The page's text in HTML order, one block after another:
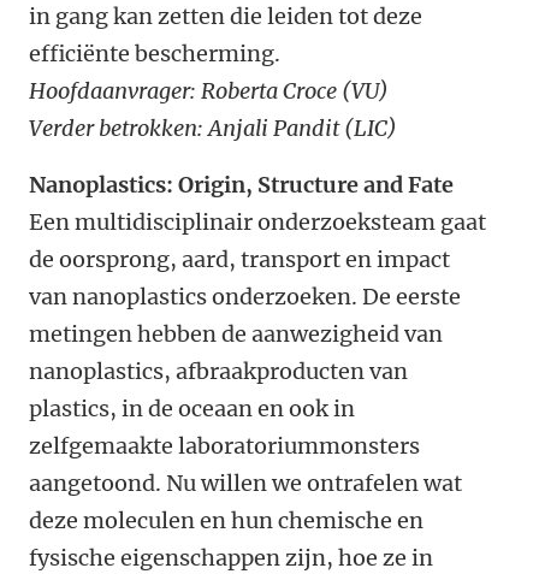
in gang kan zetten die leiden tot deze
efficiënte bescherming.
Hoofdaanvrager: Roberta Croce (VU)
Verder betrokken: Anjali Pandit (LIC)
Nanoplastics: Origin, Structure and Fate
Een multidisciplinair onderzoeksteam gaat
de oorsprong, aard, transport en impact
van nanoplastics onderzoeken. De eerste
metingen hebben de aanwezigheid van
nanoplastics, afbraakproducten van
plastics, in de oceaan en ook in
zelfgemaakte laboratoriummonsters
aangetoond. Nu willen we ontrafelen wat
deze moleculen en hun chemische en
fysische eigenschappen zijn, hoe ze in